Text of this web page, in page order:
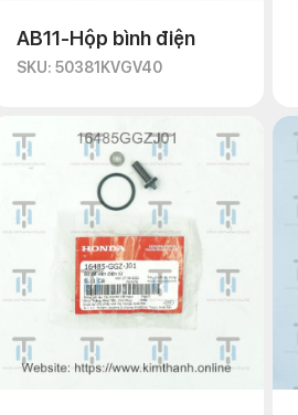
AB11-Hộp bình điện
SKU: 50381KVGV40